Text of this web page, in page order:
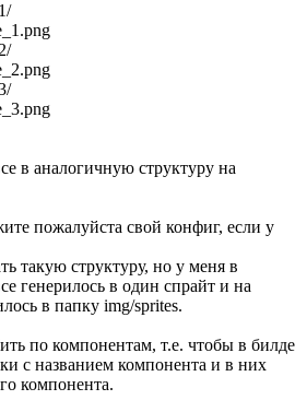
в аналогичную структуру на
пожалуйста свой конфиг, если у
такую структуру, но у меня в
генерилось в один спрайт и на
в папку img/sprites.
по компонентам, т.е. чтобы в билде
с названием компонента и в них
компонента.